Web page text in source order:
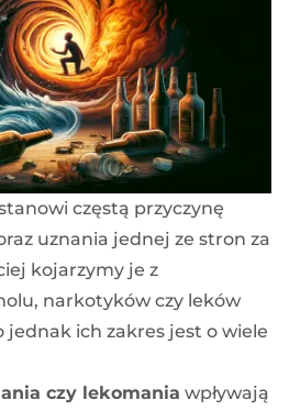
częstą przyczynę
uznania jednej ze stron za
kojarzymy je z
narkotyków czy leków
ich zakres jest o wiele
czy lekomania wpływają